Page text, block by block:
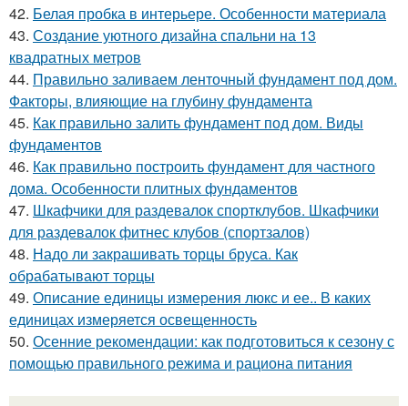
42. Белая пробка в интерьере. Особенности материала
43. Создание уютного дизайна спальни на 13
квадратных метров
44. Правильно заливаем ленточный фундамент под дом.
Факторы, влияющие на глубину фундамента
45. Как правильно залить фундамент под дом. Виды
фундаментов
46. Как правильно построить фундамент для частного
дома. Особенности плитных фундаментов
47. Шкафчики для раздевалок спортклубов. Шкафчики
для раздевалок фитнес клубов (спортзалов)
48. Надо ли закрашивать торцы бруса. Как
обрабатывают торцы
49. Описание единицы измерения люкс и ее.. В каких
единицах измеряется освещенность
50. Осенние рекомендации: как подготовиться к сезону с
помощью правильного режима и рациона питания